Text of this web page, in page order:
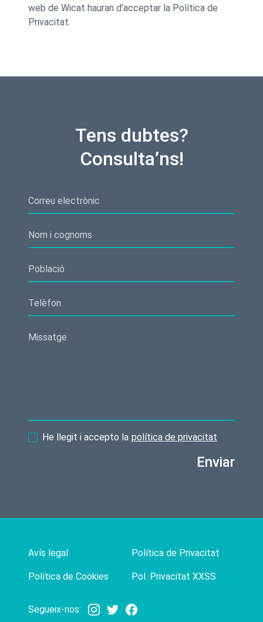
web de Wicat hauran d’acceptar la Política de
Privacitat.
Tens dubtes?
Consulta’ns!
He llegit i accepto la política de privacitat
Enviar
Avís legal
Política de Cookies
Política de Privacitat
Pol. Privacitat XXSS
Segueix-nos: